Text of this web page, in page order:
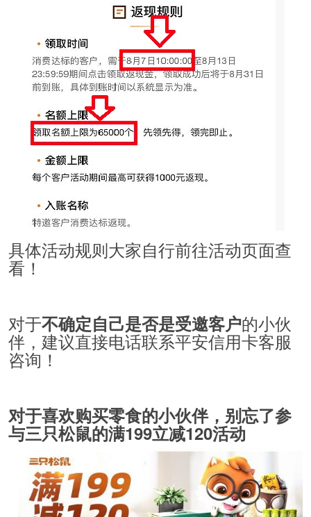
具体活动规则大家自行前往活动页面查
看！
对于不确定自己是否是受邀客户的小伙
伴，建议直接电话联系平安信用卡客服
咨询！
对于喜欢购买零食的小伙伴，别忘了参
与三只松鼠的满199立减120活动